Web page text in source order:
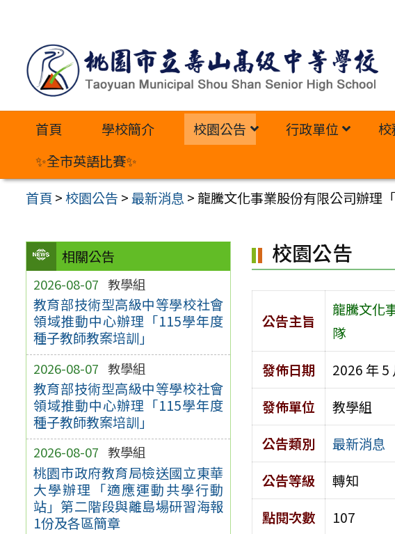
內
首頁 學校簡介 校園公告 行政單位
✨全市英語比賽✨
首頁 >校園公告 >最新消息 > 龍騰文化事業股份有限公司辦理
相關公告
2026-08-07 教學組
教育部技術型高級中等學校社會
領域推動中心辦理「115學年度
種子教師教案培訓」
2026-08-07 教學組
教育部技術型高級中等學校社會
領域推動中心辦理「115學年度
種子教師教案培訓」
2026-08-07 教學組
桃園市政府教育局檢送國立東華
大學辦理「適應運動共學行動
站」第二階段與離島場研習海報
1份及各區簡章
校園公告
公告主旨
龍騰文化
隊
發佈日期
2026 年 5
發佈單位
教學組
公告類別
最新消息
公告等級
轉知
點閱次數
107